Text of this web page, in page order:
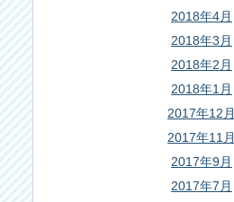
2018年4月
2018年3月
2018年2月
2018年1月
2017年12月
2017年11月
2017年9月
2017年7月